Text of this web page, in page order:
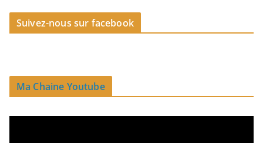
Suivez-nous sur facebook
Ma Chaine Youtube